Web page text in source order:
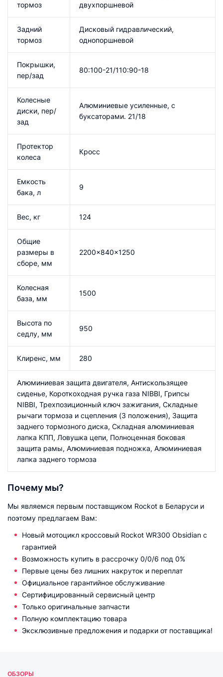
тормоз
двухпоршневой
Задний
тормоз
Дисковый гидравлический,
однопоршневой
Покрышки,
пер/зад
80:100-21/110:90-18
Колесные
диски, пер/
зад
Алюминиевые усиленные, с
буксаторами. 21/18
Протектор
колеса
Кросс
Емкость
бака, л
9
Вес, кг 124
Общие
размеры в
сборе, мм
2200×840×1250
Колесная
база, мм
1500
Высота по
седлу, мм
950
Клиренс, мм 280
Алюминиeвая защита двигателя, Антискользящее
сиденье, Короткоходная ручка газа NIBBI, Грипсы
NIBBI, Трехпозиционный ключ зажигания, Складные
рычаги тормоза и сцепления (3 положения), Защита
заднего тормозного диска, Складная алюминиевая
лапка КПП, Ловушка цепи, Полноценная боковая
защита рамы, Алюминиевая подножка, Алюминиевая
лапка заднего тормоза
Почему мы?
Мы являемся первым поставщиком Rockot в Беларуси и
поэтому предлагаем Вам:
Новый мотоцикл кроссовый Rockot WR300 Obsidian с
гарантией
Возможность купить в рассрочку 0/0/6 под 0%
Первые цены без лишних накруток и переплат
Официальное гарантийное обслуживание
Сертифицированный сервисный центр
Только оригинальные запчасти
Полную комплектацию товара
Эксклюзивные предложения и подарки от поставщика!
ОБЗОРЫ